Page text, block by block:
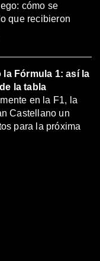
cómo se
que recibieron
la Fórmula 1: así la
la tabla
en la F1, la
Castellano un
para la próxima